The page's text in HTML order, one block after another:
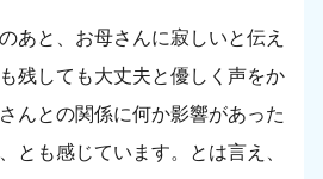
あと、お母さんに寂しいと伝え
残しても大丈夫と優しく声をか
んとの関係に何か影響があった
とも感じています。とは言え、